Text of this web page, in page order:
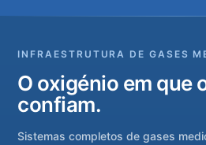
INFRAESTRUTURA DE GASES
O oxigénio em que
confiam.
Sistemas completos de gases